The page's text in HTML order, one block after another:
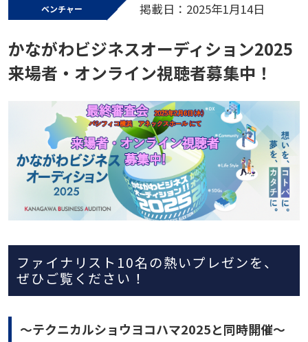
ベンチャー 掲載日：2025年1月14日
かながわビジネスオーディション2025
来場者・オンライン視聴者募集中！
ファイナリスト10名の熱いプレゼンを、
ぜひご覧ください！
～テクニカルショウヨコハマ2025と同時開催～